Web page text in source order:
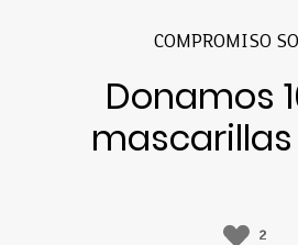
COMPROMISO
Donamos
mascarillas
2